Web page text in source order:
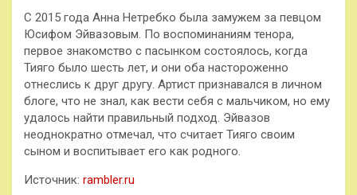
С 2015 года Анна Нетребко была замужем за певцом
Юсифом Эйвазовым. По воспоминаниям тенора,
первое знакомство с пасынком состоялось, когда
Тияго было шесть лет, и они оба настороженно
отнеслись к друг другу. Артист признавался в личном
блоге, что не знал, как вести себя с мальчиком, но ему
удалось найти правильный подход. Эйвазов
неоднократно отмечал, что считает Тияго своим
сыном и воспитывает его как родного.
Источник: rambler.ru